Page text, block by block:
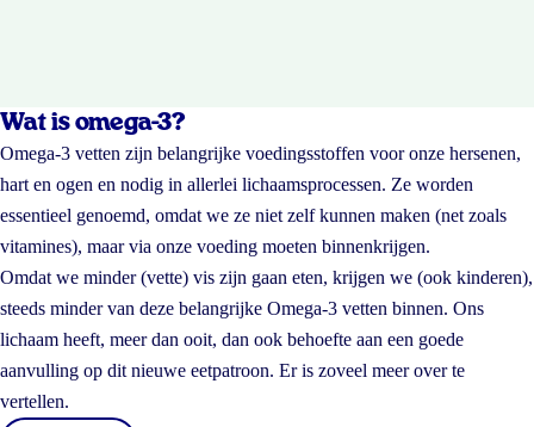
Wat is omega-3?
Omega-3 vetten zijn belangrijke voedingsstoffen voor onze hersenen,
hart en ogen en nodig in allerlei lichaamsprocessen. Ze worden
essentieel genoemd, omdat we ze niet zelf kunnen maken (net zoals
vitamines), maar via onze voeding moeten binnenkrijgen.
Omdat we minder (vette) vis zijn gaan eten, krijgen we (ook kinderen),
steeds minder van deze belangrijke Omega-3 vetten binnen. Ons
lichaam heeft, meer dan ooit, dan ook behoefte aan een goede
aanvulling op dit nieuwe eetpatroon. Er is zoveel meer over te
vertellen.